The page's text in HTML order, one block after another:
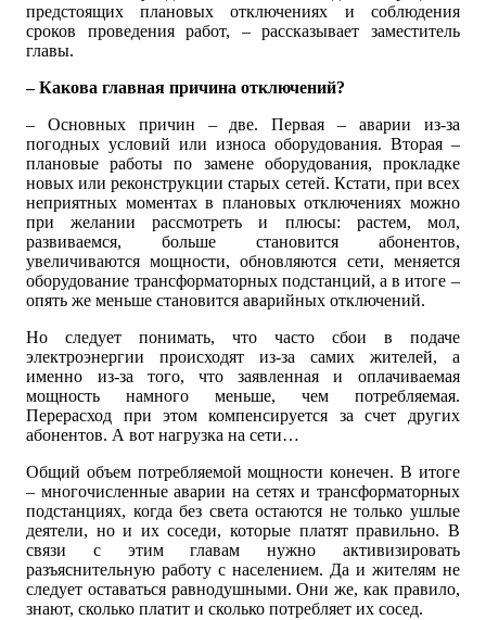
предстоящих плановых отключениях и соблюдения
сроков проведения работ, – рассказывает заместитель
главы.
– Какова главная причина отключений?
– Основных причин – две. Первая – аварии из-за
погодных условий или износа оборудования. Вторая –
плановые работы по замене оборудования, прокладке
новых или реконструкции старых сетей. Кстати, при всех
неприятных моментах в плановых отключениях можно
при желании рассмотреть и плюсы: растем, мол,
развиваемся, больше становится абонентов,
увеличиваются мощности, обновляются сети, меняется
оборудование трансформаторных подстанций, а в итоге –
опять же меньше становится аварийных отключений.
Но следует понимать, что часто сбои в подаче
электроэнергии происходят из-за самих жителей, а
именно из-за того, что заявленная и оплачиваемая
мощность намного меньше, чем потребляемая.
Перерасход при этом компенсируется за счет других
абонентов. А вот нагрузка на сети…
Общий объем потребляемой мощности конечен. В итоге
– многочисленные аварии на сетях и трансформаторных
подстанциях, когда без света остаются не только ушлые
деятели, но и их соседи, которые платят правильно. В
связи с этим главам нужно активизировать
разъяснительную работу с населением. Да и жителям не
следует оставаться равнодушными. Они же, как правило,
знают, сколько платит и сколько потребляет их сосед.